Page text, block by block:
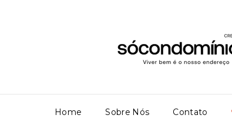
Home Sobre Nós Contato